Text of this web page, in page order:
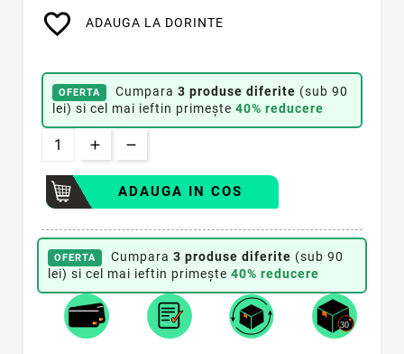
favorite_border ADAUGA LA DORINTE
OFERTA Cumpara 3 produse diferite (sub 90
lei) si cel mai ieftin primește 40% reducere
ADAUGA IN COS
OFERTA Cumpara 3 produse diferite (sub 90
lei) si cel mai ieftin primește 40% reducere